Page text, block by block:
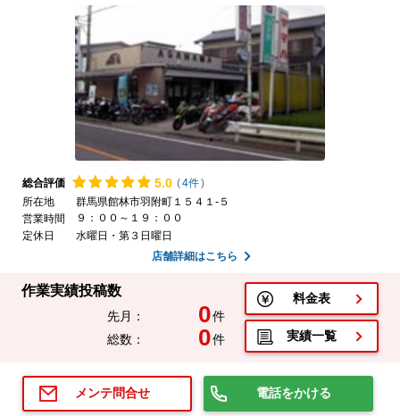
総合評価 5.0 (4件)
所在地
群馬県館林市羽附町１５４１-５
営業時間
９：００～１９：００
定休日
水曜日・第３日曜日
店舗詳細はこちら
作業実績投稿数
先月： 0件
総数：
0件
料金表
実績一覧
メンテ問合せ 電話をかける